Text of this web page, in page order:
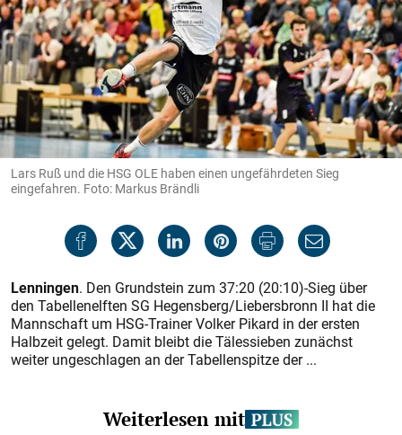
Lars Ruß und die HSG OLE haben einen ungefährdeten Sieg
eingefahren. Foto: Markus Brändli
Lenningen. Den Grundstein zum 37:20 (20:10)-Sieg über
den Tabellenelften SG Hegensberg/Liebersbronn II hat die
Mannschaft um HSG-Trainer Volker Pikard in der ersten
Halbzeit gelegt. Damit bleibt die Tälessieben zunächst
weiter ungeschlagen an der Tabellenspitze der ...